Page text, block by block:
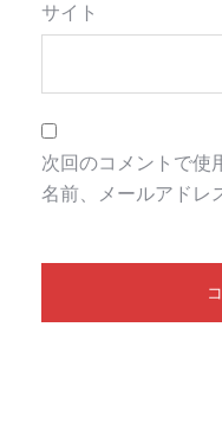
サイト
次回のコメントで使
名前、メールアドレ